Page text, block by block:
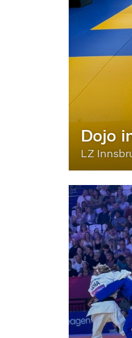
Dojo
LZ